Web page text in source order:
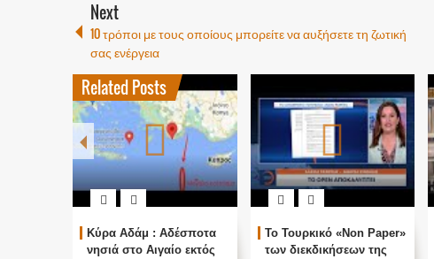
Next
10 τρόποι με τους οποίους μπορείτε να αυξήσετε τη ζωτική
σας ενέργεια
Related Posts
Κύρα Αδάμ : Αδέσποτα
νησιά στο Αιγαίο εκτός
Το Τουρκικό «Non Paper»
των διεκδικήσεων της